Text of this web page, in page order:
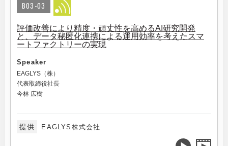
B03-03
評価改善により精度・頑丈性を高めるAI研究開発
と、データ秘匿化連携による運用効率を考えたスマ
ートファクトリーの実現
Speaker
EAGLYS（株）
代表取締役社長
今林 広樹
提供 EAGLYS株式会社